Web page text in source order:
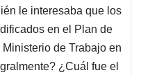
le interesaba que los
en el Plan de
de Trabajo en
¿Cuál fue el